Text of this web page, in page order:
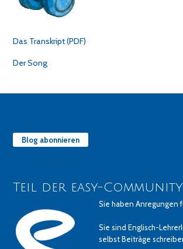
Das Transkript (PDF)
Der Song
Blog abonnieren
Teil der easy-
Sie haben Anregungen
Sie sind Englisch-
selbst Beiträge